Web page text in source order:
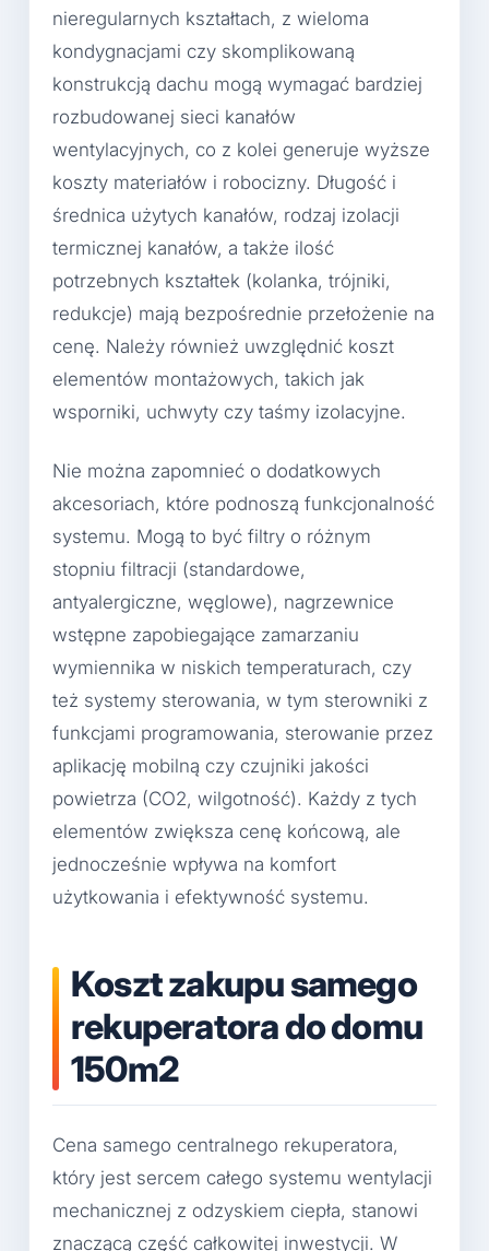
nieregularnych kształtach, z wieloma
kondygnacjami czy skomplikowaną
konstrukcją dachu mogą wymagać bardziej
rozbudowanej sieci kanałów
wentylacyjnych, co z kolei generuje wyższe
koszty materiałów i robocizny. Długość i
średnica użytych kanałów, rodzaj izolacji
termicznej kanałów, a także ilość
potrzebnych kształtek (kolanka, trójniki,
redukcje) mają bezpośrednie przełożenie na
cenę. Należy również uwzględnić koszt
elementów montażowych, takich jak
wsporniki, uchwyty czy taśmy izolacyjne.
Nie można zapomnieć o dodatkowych
akcesoriach, które podnoszą funkcjonalność
systemu. Mogą to być filtry o różnym
stopniu filtracji (standardowe,
antyalergiczne, węglowe), nagrzewnice
wstępne zapobiegające zamarzaniu
wymiennika w niskich temperaturach, czy
też systemy sterowania, w tym sterowniki z
funkcjami programowania, sterowanie przez
aplikację mobilną czy czujniki jakości
powietrza (CO2, wilgotność). Każdy z tych
elementów zwiększa cenę końcową, ale
jednocześnie wpływa na komfort
użytkowania i efektywność systemu.
Koszt zakupu samego
rekuperatora do domu
150m2
Cena samego centralnego rekuperatora,
który jest sercem całego systemu wentylacji
mechanicznej z odzyskiem ciepła, stanowi
znaczącą część całkowitej inwestycji. W